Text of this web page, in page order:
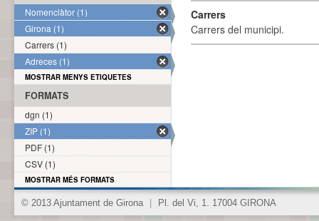
Carrers
Carrers del municipi.
Nomenclàtor (1)
Girona (1)
Carrers (1)
Adreces (1)
MOSTRAR MENYS ETIQUETES
FORMATS
dgn (1)
ZIP (1)
PDF (1)
CSV (1)
MOSTRAR MÉS FORMATS
© 2013 Ajuntament de Girona Pl. del Vi, 1. 17004 GIRONA